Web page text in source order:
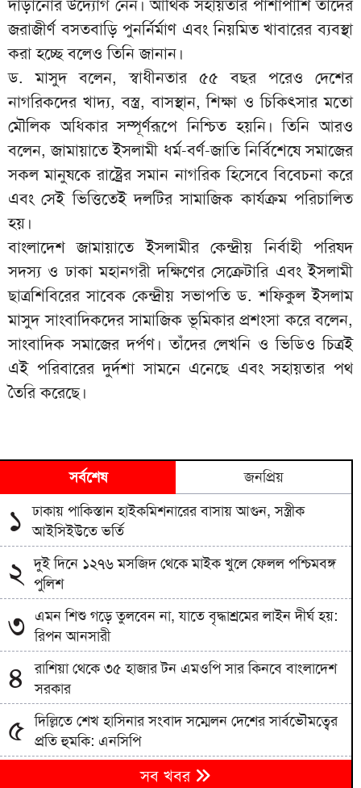
দাঁড়ানোর উদ্যোগ নেন। আর্থিক সহায়তার পাশাপাশি তাদের
জরাজীর্ণ বসতবাড়ি পুনর্নির্মাণ এবং নিয়মিত খাবারের ব্যবস্থা
করা হচ্ছে বলেও তিনি জানান।
ড. মাসুদ বলেন, স্বাধীনতার ৫৫ বছর পরেও দেশের
নাগরিকদের খাদ্য, বস্ত্র, বাসস্থান, শিক্ষা ও চিকিৎসার মতো
মৌলিক অধিকার সম্পূর্ণরূপে নিশ্চিত হয়নি। তিনি আরও
বলেন, জামায়াতে ইসলামী ধর্ম-বর্ণ-জাতি নির্বিশেষে সমাজের
সকল মানুষকে রাষ্ট্রের সমান নাগরিক হিসেবে বিবেচনা করে
এবং সেই ভিত্তিতেই দলটির সামাজিক কার্যক্রম পরিচালিত
হয়।
বাংলাদেশ জামায়াতে ইসলামীর কেন্দ্রীয় নির্বাহী পরিষদ
সদস্য ও ঢাকা মহানগরী দক্ষিণের সেক্রেটারি এবং ইসলামী
ছাত্রশিবিরের সাবেক কেন্দ্রীয় সভাপতি ড. শফিকুল ইসলাম
মাসুদ সাংবাদিকদের সামাজিক ভূমিকার প্রশংসা করে বলেন,
সাংবাদিক সমাজের দর্পণ। তাঁদের লেখনি ও ভিডিও চিত্রই
এই পরিবারের দুর্দশা সামনে এনেছে এবং সহায়তার পথ
তৈরি করেছে।
সর্বশেষ জনপ্রিয়
১ ঢাকায় পাকিস্তান হাইকমিশনারের বাসায় আগুন, সস্ত্রীক
আইসিইউতে ভর্তি
২ দুই দিনে ১২৭৬ মসজিদ থেকে মাইক খুলে ফেলল পশ্চিমবঙ্গ
পুলিশ
৩ এমন শিশু গড়ে তুলবেন না, যাতে বৃদ্ধাশ্রমের লাইন দীর্ঘ হয়:
রিপন আনসারী
৪
রাশিয়া থেকে ৩৫ হাজার টন এমওপি সার কিনবে বাংলাদেশ
সরকার
৫ দিল্লিতে শেখ হাসিনার সংবাদ সম্মেলন দেশের সার্বভৌমত্বের
প্রতি হুমকি: এনসিপি
বিএনপিতে রাষ্ট্রপতি নির্বাচন ঘিরে নানা সমীকরণ, সিদ্ধান্ত
সব খবর